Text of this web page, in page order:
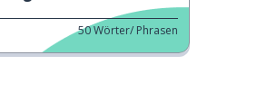
50Wörter/ Phrasen